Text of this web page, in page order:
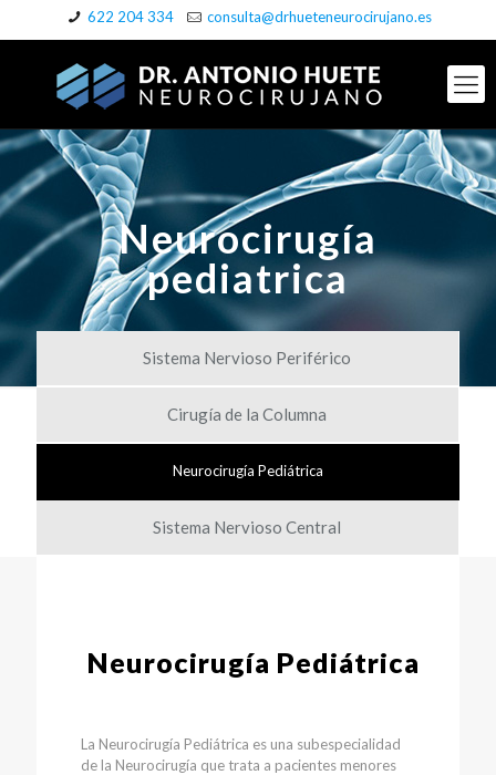
622 204 334 consulta@drhueteneurocirujano.es
Neurocirugía
pediatrica
Sistema Nervioso Periférico
Cirugía de la Columna
Neurocirugía Pediátrica
Sistema Nervioso Central
Neurocirugía Pediátrica
La Neurocirugía Pediátrica es una subespecialidad
de la Neurocirugía que trata a pacientes menores